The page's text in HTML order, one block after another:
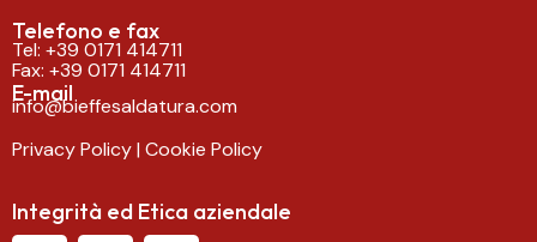
Telefono e fax
Tel: +39 0171 414711
Fax: +39 0171 414711
E-mail
info@bieffesaldatura.com
Privacy Policy| Cookie Policy
Integrità ed Etica aziendale